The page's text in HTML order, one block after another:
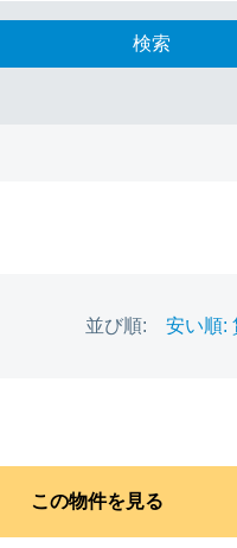
検索
並び順:
この物件を見る